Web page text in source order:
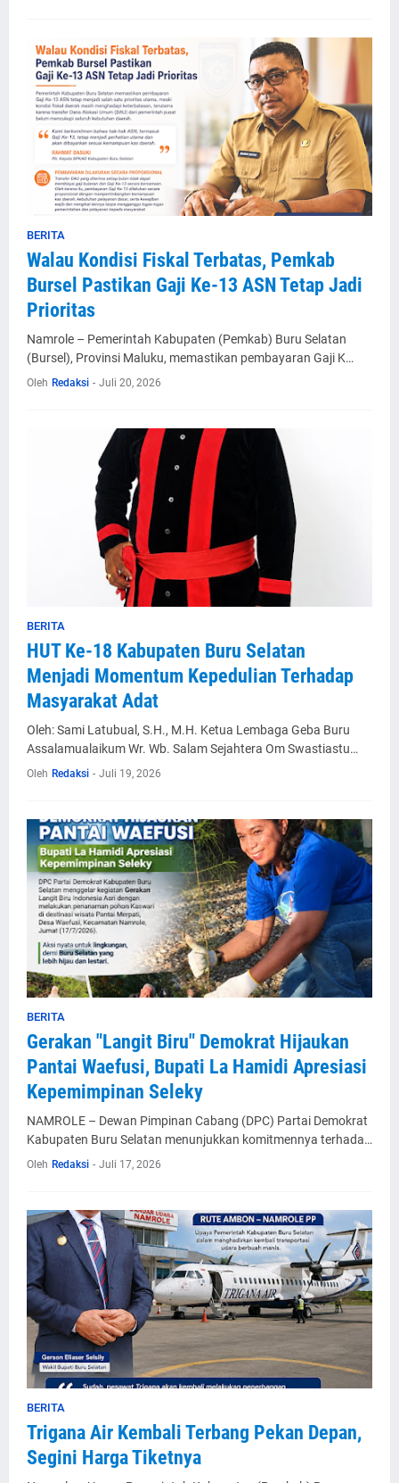
BERITA
Walau Kondisi Fiskal Terbatas, Pemkab
Bursel Pastikan Gaji Ke-13 ASN Tetap Jadi
Prioritas
Namrole – Pemerintah Kabupaten (Pemkab) Buru Selatan
(Bursel), Provinsi Maluku, memastikan pembayaran Gaji K…
Oleh Redaksi - Juli 20, 2026
BERITA
HUT Ke-18 Kabupaten Buru Selatan
Menjadi Momentum Kepedulian Terhadap
Masyarakat Adat
Oleh: Sami Latubual, S.H., M.H. Ketua Lembaga Geba Buru
Assalamualaikum Wr. Wb. Salam Sejahtera Om Swastiastu…
Oleh Redaksi - Juli 19, 2026
BERITA
Gerakan "Langit Biru" Demokrat Hijaukan
Pantai Waefusi, Bupati La Hamidi Apresiasi
Kepemimpinan Seleky
NAMROLE – Dewan Pimpinan Cabang (DPC) Partai Demokrat
Kabupaten Buru Selatan menunjukkan komitmennya terhada…
Oleh Redaksi - Juli 17, 2026
BERITA
Trigana Air Kembali Terbang Pekan Depan,
Segini Harga Tiketnya